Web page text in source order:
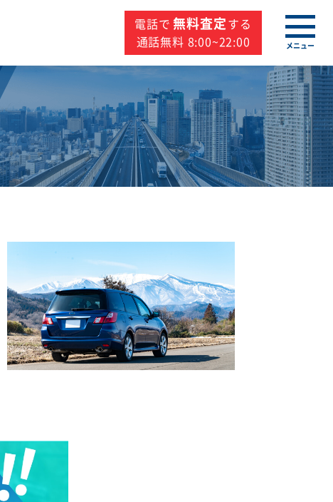
電話で 無料査定する
通話無料 8:00~22:00
メニュー